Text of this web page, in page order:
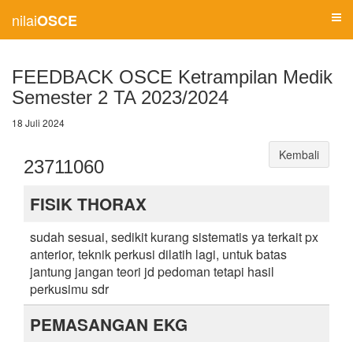
nilaiOSCE
FEEDBACK OSCE Ketrampilan Medik
Semester 2 TA 2023/2024
18 Juli 2024
23711060
Kembali
FISIK THORAX
sudah sesuai, sedikit kurang sistematis ya terkait px
anterior, teknik perkusi dilatih lagi, untuk batas
jantung jangan teori jd pedoman tetapi hasil
perkusimu sdr
PEMASANGAN EKG